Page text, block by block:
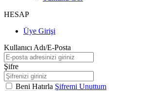
HESAP
Üye Girişi
Kullanıcı Adı/E-Posta
Şifre
Beni Hatırla Şifremi Unuttum